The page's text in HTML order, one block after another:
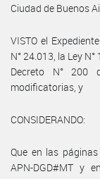
Ciudad de Buenos
VISTO el
N° 24.013, la Ley
Decreto N°
modificatorias, y
CONSIDERANDO:
Que en las
APN-DGD#MT y